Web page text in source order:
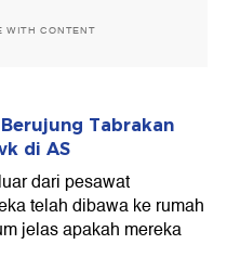
WITH CONTENT
Tabrakan
di AS
dari pesawat
telah dibawa ke rumah
jelas apakah mereka